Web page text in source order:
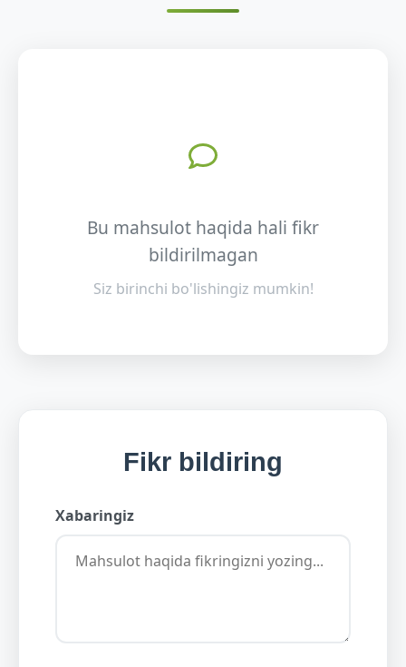
Bu mahsulot haqida hali fikr
bildirilmagan
Siz birinchi bo'lishingiz mumkin!
Fikr bildiring
Xabaringiz